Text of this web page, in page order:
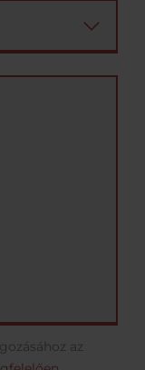
az